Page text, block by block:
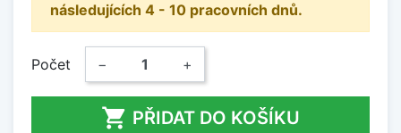
následujících 4 - 10 pracovních dnů.
Počet − +
 PŘIDAT DO KOŠÍKU